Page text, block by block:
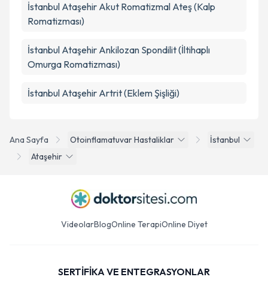
Ana Sayfa Otoinflamatuvar Hastaliklar
İstanbul
Ataşehir
İstanbul Ataşehir Akut Romatizmal Ateş (Kalp
Romatizması)
İstanbul Ataşehir Ankilozan Spondilit (İltihaplı
Omurga Romatizması)
İstanbul Ataşehir Artrit (Eklem Şişliği)
VideolarBlogOnline TerapiOnline Diyet
SERTİFİKA VE ENTEGRASYONLAR